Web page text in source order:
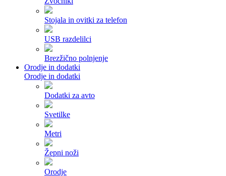
Stojala in ovitki za telefon
USB razdelilci
Brezžično polnjenje
Orodje in dodatki
Orodje in dodatki
Dodatki za avto
Svetilke
Metri
Žepni noži
Orodje